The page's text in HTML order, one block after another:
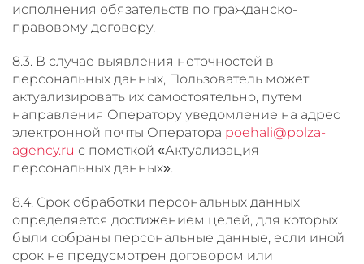
исполнения обязательств по гражданско-
правовому договору.
8.3. В случае выявления неточностей в
персональных данных, Пользователь может
актуализировать их самостоятельно, путем
направления Оператору уведомление на адрес
электронной почты Оператора poehali@polza-
agency.ru с пометкой «Актуализация
персональных данных».
8.4. Срок обработки персональных данных
определяется достижением целей, для которых
были собраны персональные данные, если иной
срок не предусмотрен договором или